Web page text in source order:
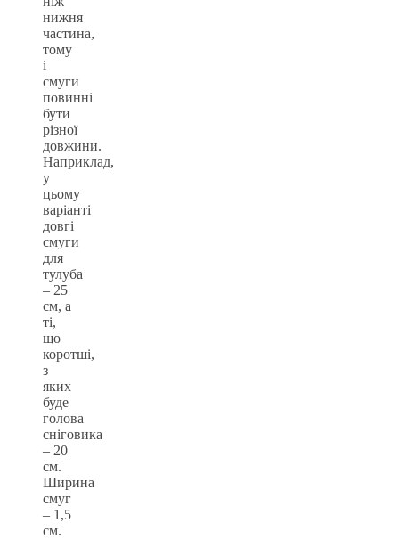
нижня
частина,
тому
і
смуги
повинні
бути
різної
довжини.
Наприклад,
у
цьому
варіанті
довгі
смуги
для
тулуба
– 25
см, а
ті,
що
коротші,
з
яких
буде
голова
сніговика
– 20
см.
Ширина
смуг
– 1,5
см.